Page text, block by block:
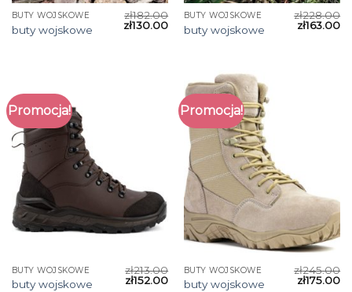
BUTY WOJSKOWE
buty wojskowe
zł182.00
zł130.00
BUTY WOJSKOWE
buty wojskowe
zł228.00
zł163.00
Promocja!
BUTY WOJSKOWE
buty wojskowe
zł213.00
zł152.00
Promocja!
BUTY WOJSKOWE
buty wojskowe
zł245.00
zł175.00